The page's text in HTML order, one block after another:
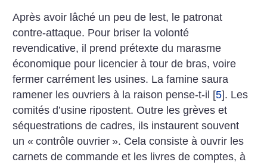
Après avoir lâché un peu de lest, le patronat
contre-attaque. Pour briser la volonté
revendicative, il prend prétexte du marasme
économique pour licencier à tour de bras, voire
fermer carrément les usines. La famine saura
ramener les ouvriers à la raison pense-t-il [5]. Les
comités d’usine ripostent. Outre les grèves et
séquestrations de cadres, ils instaurent souvent
un « contrôle ouvrier ». Cela consiste à ouvrir les
carnets de commande et les livres de comptes, à